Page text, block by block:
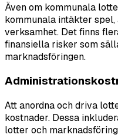
Även om kommunala
kommunala intäkter
verksamhet. Det finns
finansiella risker som
marknadsföringen.
Att anordna och driva
kostnader. Dessa
lotter och